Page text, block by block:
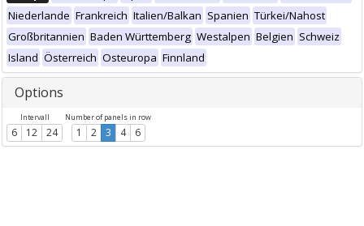
Niederlande Frankreich Italien/Balkan Spanien Türkei/Nahost
Großbritannien Baden Württemberg Westalpen Belgien Schweiz
Island Österreich Osteuropa Finnland
Options
Intervall
6 12 24
Number of panels in row
1 2 3 4 6